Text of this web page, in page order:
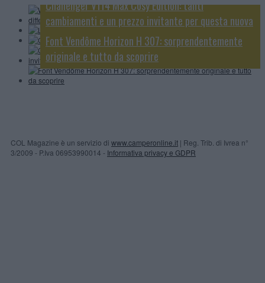
Camp
GiottiLine GiottiVan 54 T, piccolo ma funzionale
Challenger V114 Max Cosy Edition: tanti
cambiamenti e un prezzo invitante per questa nuova
speciale
Font Vendôme Horizon H 307: sorprendentemente
originale e tutto da scoprire
COL Magazine è un servizio di www.camperonline.it | Reg. Trib. di Ivrea n°
3/2009 - P.Iva 06953990014 - Informativa privacy e GDPR